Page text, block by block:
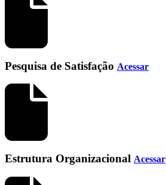
Pesquisa de Satisfação Acessar
Estrutura Organizacional Acessar